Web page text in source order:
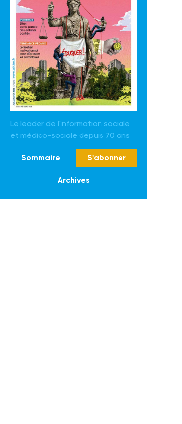
Le leader de l'information sociale
et médico-sociale depuis 70 ans
Sommaire S'abonner
Archives